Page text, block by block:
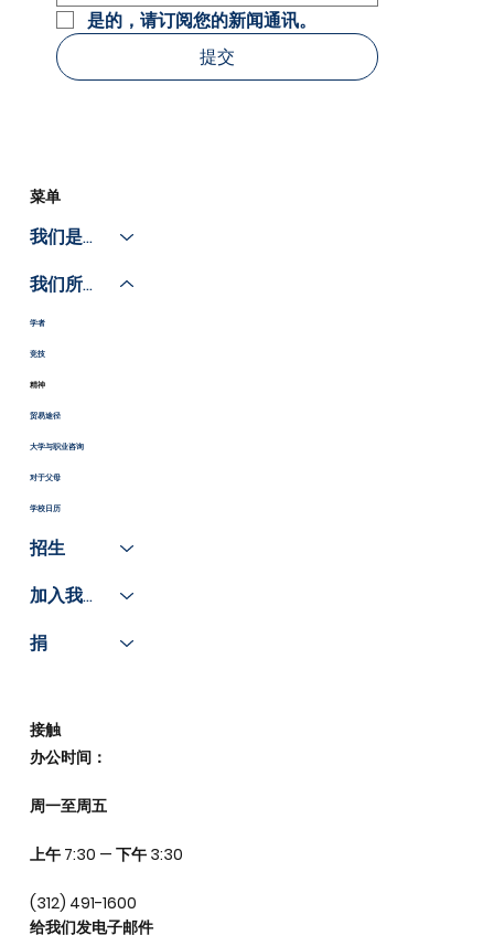
是的，请订阅您的新闻通讯。
提交
菜单
我们是谁
我们所做的
学者
竞技
精神
贸易途径
大学与职业咨询
对于父母
学校日历
招生
加入我们
捐
接触
办公时间：
周一至周五
上午 7:30 — 下午 3:30
(312) 491-1600
给我们发电子邮件